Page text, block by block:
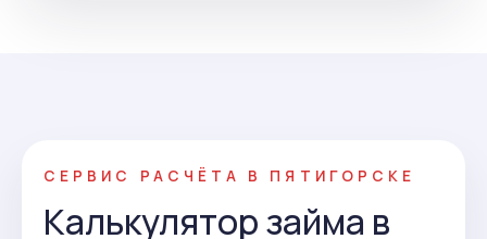
СЕРВИС РАСЧЁТА В ПЯТИГОРСКЕ
Калькулятор займа в